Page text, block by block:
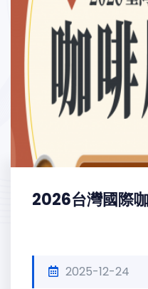
2026台灣國際
2025-12-24